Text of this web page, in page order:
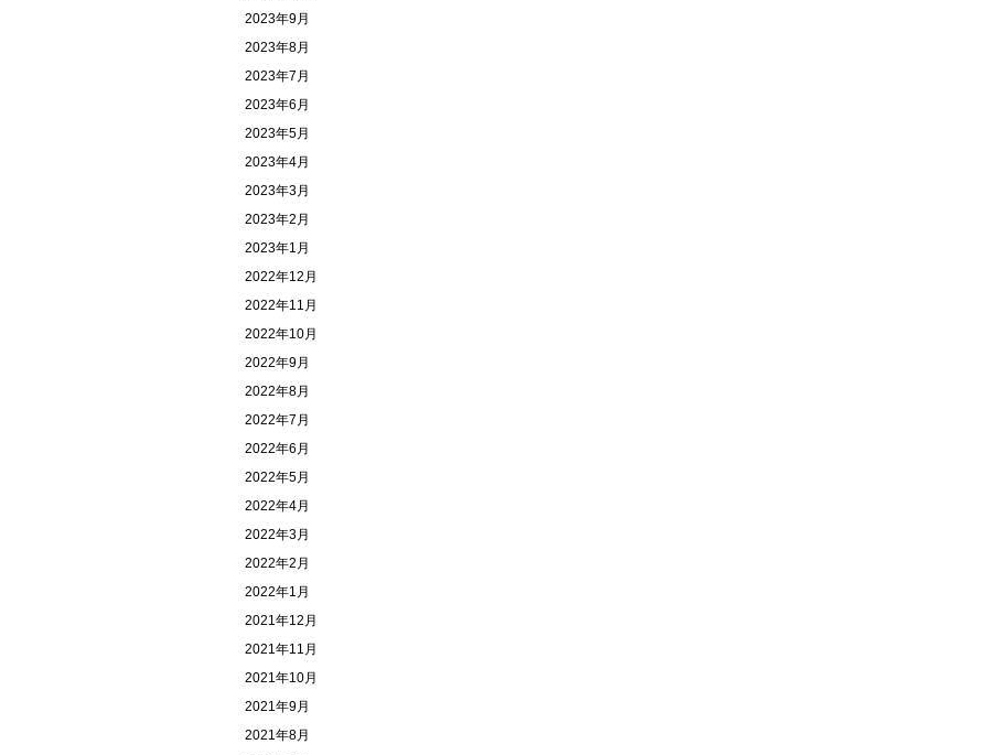
2023年9月
2023年8月
2023年7月
2023年6月
2023年5月
2023年4月
2023年3月
2023年2月
2023年1月
2022年12月
2022年11月
2022年10月
2022年9月
2022年8月
2022年7月
2022年6月
2022年5月
2022年4月
2022年3月
2022年2月
2022年1月
2021年12月
2021年11月
2021年10月
2021年9月
2021年8月